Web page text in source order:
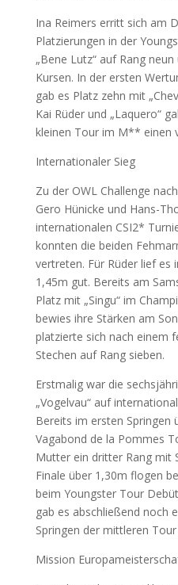
Ina Reimers erritt sich am
Platzierungen in der
„Bene Lutz“ auf Rang
Kursen. In der ersten
gab es Platz zehn mit
Kai Rüder und „Laquero“
kleinen Tour im M** einen
Internationaler Sieg
Zu der OWL Challenge
Gero Hünicke und Hans-
internationalen CSI2*
konnten die beiden
vertreten. Für Rüder lief es
1,45m gut. Bereits am
Platz mit „Singu“ im
bewies ihre Stärken am
platzierte sich nach einem
Stechen auf Rang sieben.
Erstmalig war die
„Vogelvau“ auf
Bereits im ersten Springen
Vagabond de la Pommes
Mutter ein dritter Rang mit
Finale über 1,30m flogen
beim Youngster Tour
gab es abschließend noch
Springen der mittleren
Mission